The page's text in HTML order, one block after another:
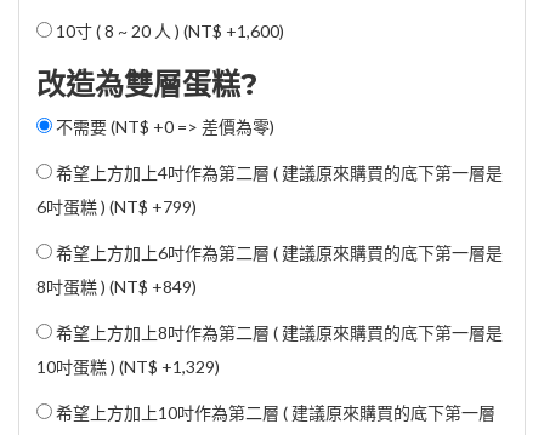
10寸 ( 8 ~ 20 人 ) (NT$ +1,600)
改造為雙層蛋糕?
不需要 (NT$ +0 => 差價為零)
希望上方加上4吋作為第二層 ( 建議原來購買的底下第一層是
6吋蛋糕 ) (NT$ +799)
希望上方加上6吋作為第二層 ( 建議原來購買的底下第一層是
8吋蛋糕 ) (NT$ +849)
希望上方加上8吋作為第二層 ( 建議原來購買的底下第一層是
10吋蛋糕 ) (NT$ +1,329)
希望上方加上10吋作為第二層 ( 建議原來購買的底下第一層